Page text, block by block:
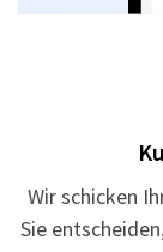
Wir schicken
Sie